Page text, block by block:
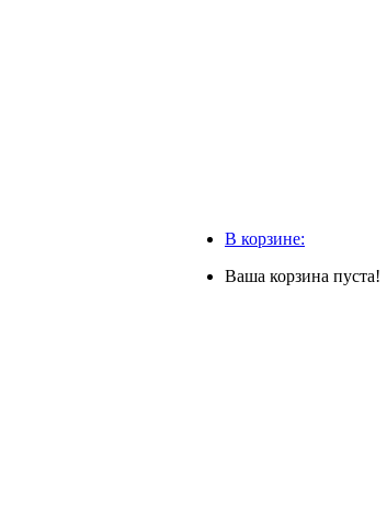
В корзине:
Ваша корзина пуста!